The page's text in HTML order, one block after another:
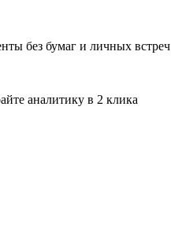
без бумаг и личных встреч
аналитику в 2 клика